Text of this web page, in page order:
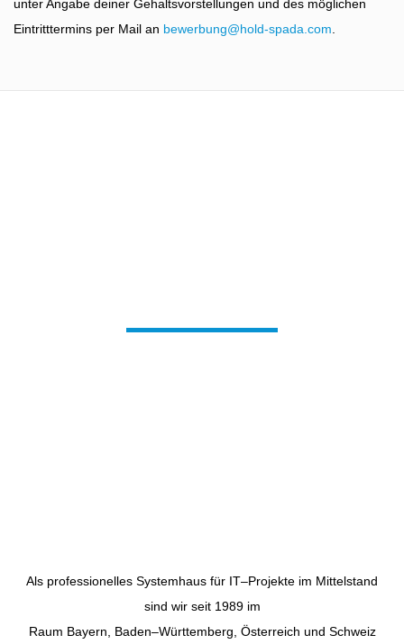
unter Angabe deiner Gehaltsvorstellungen und des möglichen
Eintritttermins per Mail an bewerbung@hold-spada.com
Als professionelles Systemhaus für IT–Projekte im Mittelstand
sind wir seit 1989 im
Raum Bayern, Baden–Württemberg, Österreich und Schweiz